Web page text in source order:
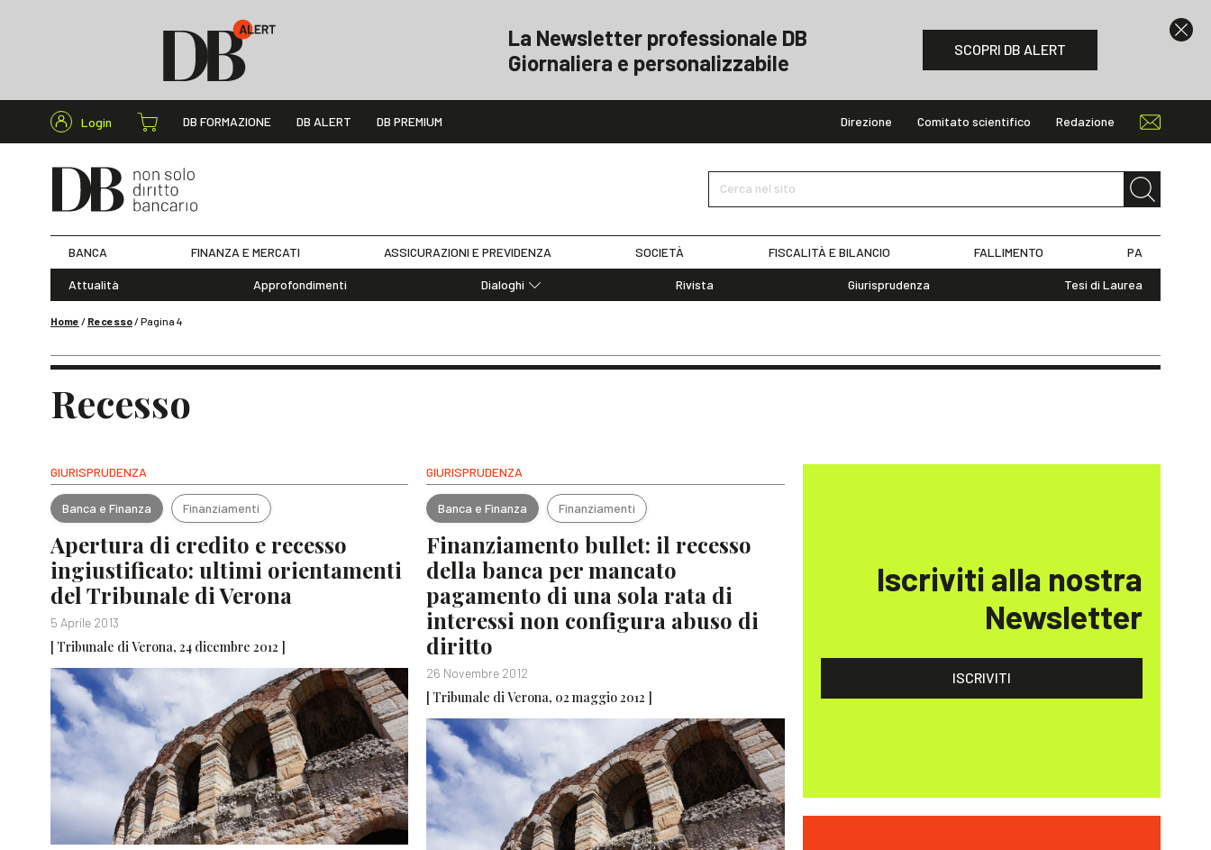
La Newsletter professionale DB
Giornaliera e personalizzabile
SCOPRI DB ALERT
Login DB FORMAZIONE DB ALERT DB PREMIUM Direzione Comitato scientifico Redazione
Cerca nel sito
BANCA FINANZA E MERCATI ASSICURAZIONI E PREVIDENZA SOCIETÀ FISCALITÀ E BILANCIO FALLIMENTO PA
Attualità Approfondimenti
Dialoghi
Articoli
Rivista Giurisprudenza Tesi di Laurea
Home / Recesso/Pagina 4
Recesso
GIURISPRUDENZA
Banca e Finanza Finanziamenti
Apertura di credito e recesso
ingiustificato: ultimi orientamenti
del Tribunale di Verona
5 Aprile 2013
[ Tribunale di Verona, 24 dicembre 2012 ]
GIURISPRUDENZA
Banca e Finanza Finanziamenti
Finanziamento bullet: il recesso
della banca per mancato
pagamento di una sola rata di
interessi non configura abuso di
diritto
26 Novembre 2012
[ Tribunale di Verona, 02 maggio 2012 ]
Iscriviti alla nostra
Newsletter
ISCRIVITI